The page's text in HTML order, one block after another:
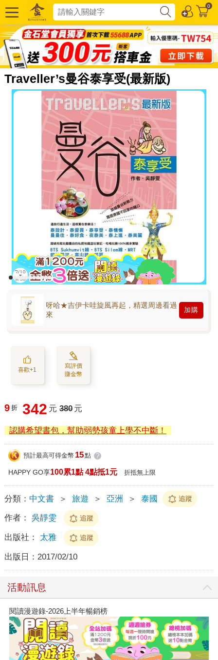
0
Traveller’s曼谷泰享受(最新版)
呀哈★吉伊卡哇旋風再起，精選周邊看過
來
加購
喜歡+1
寫評價
賺金幣
9 折 342 元 380 元
認購希望書包，幫助弱勢孩童上學不中斷！
預計最高可得金幣 15點 ?
HAPPY GO享100累1點 4點抵1元 折抵無上限
分類： 中文書 ＞ 旅遊 ＞ 亞洲 ＞ 泰國 追蹤
作者： 吳靜雯 追蹤
出版社： 太雅 追蹤
出版日： 2017/02/10
活動訊息
閱讀漫遊錄-2026上半年暢銷榜